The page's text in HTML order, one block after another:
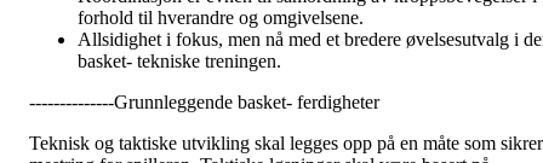
forhold til hverandre og omgivelsene.
Allsidighet i fokus, men nå med et bredere øvelsesutvalg i
basket- tekniske treningen.
--------------Grunnleggende basket- ferdigheter
Teknisk og taktiske utvikling skal legges opp på en måte som sikrer